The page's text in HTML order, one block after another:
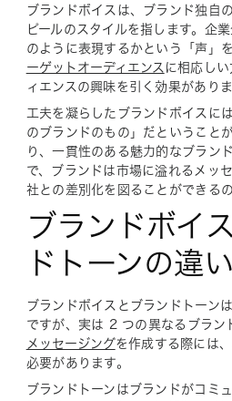
ブランドボイスは、ブランド独自
ピールのスタイルを指します。企
のように表現するかという「声」
ーゲットオーディエンス に相応し
ィエンスの興味を引く効果がありま
工夫を凝らしたブランドボイスに
のブランドのもの」だということ
り、一貫性のある魅力的なブラン
で、ブランドは市場に溢れるメッ
社との差別化を図ることができるの
ブランドボイ
ドトーンの違
ブランドボイスとブランドトーン
ですが、実は 2 つの異なるブラン
メッセージングを作成する際には
必要があります。
ブランドトーンはブランドがコミ